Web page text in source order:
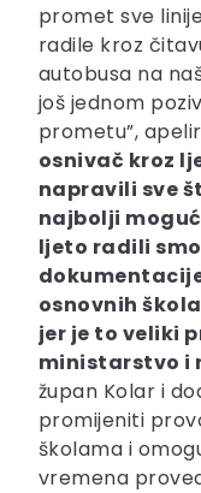
promet sve
radile kroz
autobusa na
još jednom
prometu”,
osnivač kroz
napravili sve
najbolji
ljeto radili
osnovnih
jer je to veliki
ministarstvo i
župan Kolar i
promijeniti
školama i
vremena